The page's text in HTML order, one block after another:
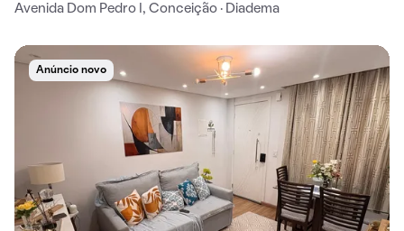
Avenida Dom Pedro I, Conceição · Diadema
Anúncio novo